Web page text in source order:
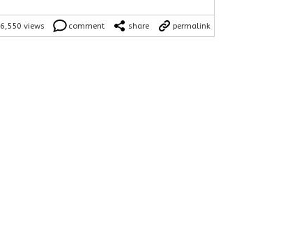
6,550 views comment share permalink